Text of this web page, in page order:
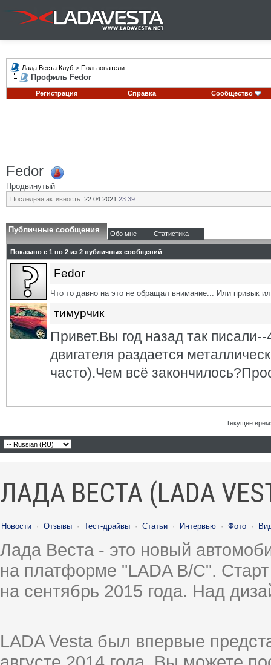
Лада Веста Клуб > Пользователи
Профиль Fedor
Регистрация Справка Сообщество
Fedor
Продвинутый
Последняя активность: 22.04.2021 23:39
Публичные сообщения Обо мне Статистика
Показано с 1 по 2 из 2 публичных сообщений
Fedor
Что то давно на это не обращал внимание... Или привык
тимурчик
Привет.Вы год назад так
двигателя раздается
часто).Чем всё
Текущее
ЛАДА ВЕСТА (LADA
Новости · Отзывы · Тест-драйвы · Статьи · Интервью · Фото ·
Лада Веста - это новый
на платформе "LADA B/C".
на сентябрь 2015 года. Над
LADA Vesta был впервые